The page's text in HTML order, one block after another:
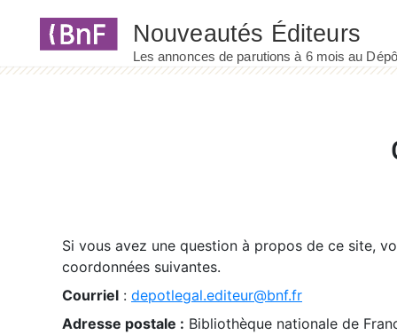
Si vous avez une question à propos de ce site,
coordonnées suivantes.
Courriel : depotlegal.editeur@bnf.fr
Adresse postale : Bibliothèque nationale de